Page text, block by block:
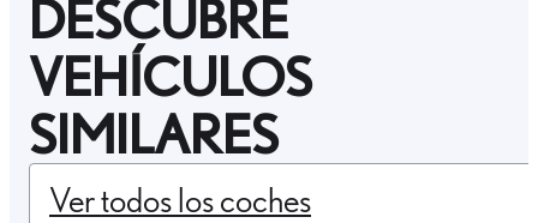
DESCUBRE
VEHÍCULOS
SIMILARES
Ver todos los coches